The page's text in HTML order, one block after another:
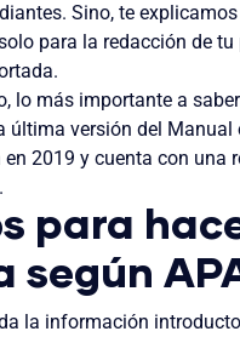
Sino, te
para la redacción de tu
lo más importante a
última versión del Manual
2019 y cuenta con una
para
según
la información